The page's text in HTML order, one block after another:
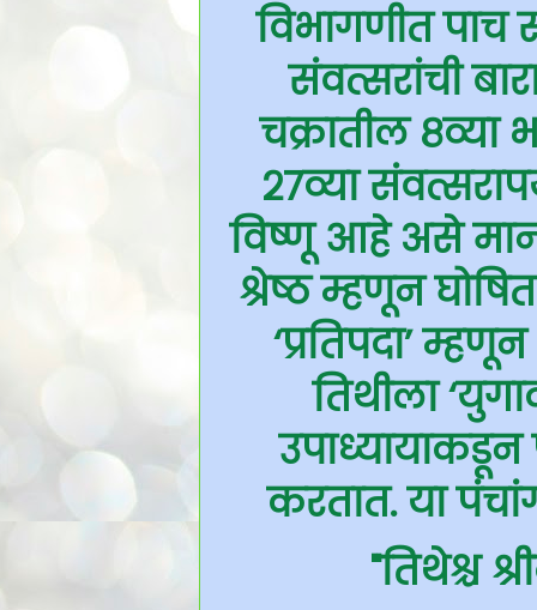
विभागणीत
संवत्सरांची
चक्रातील ८व्या
२७व्या
विष्णू आहे असे
श्रेष्ठ म्हणून
‘प्रतिपदा’
तिथीला
करतात. या
"तिथेश्च